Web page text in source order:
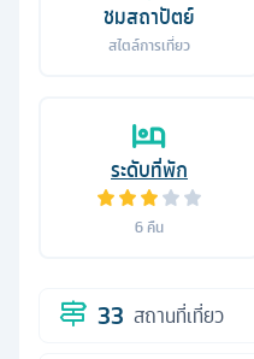
ชมสถาปัตย์
สไตล์การเที่ยว
ระดับที่พัก
6 คืน
33 สถานที่เที่ยว